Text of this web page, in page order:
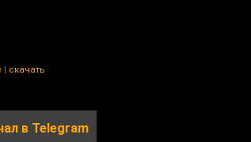
| скачать
в Telegram